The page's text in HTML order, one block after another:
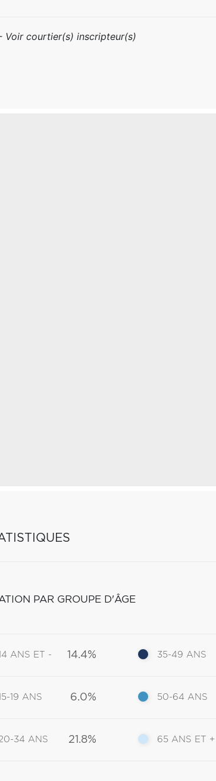
Voir courtier(s) inscripteur(s)
PAR GROUPE D'ÂGE
ANS ET - 14.4%
19 ANS 6.0%
34 ANS 21.8%
35-49 ANS
50-64 ANS
65 ANS ET +